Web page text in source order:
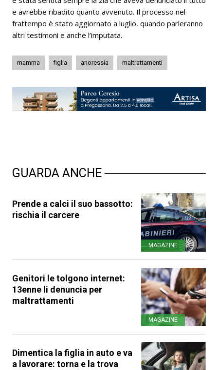
e avrebbe ribadito quanto avvenuto. Il processo nel
frattempo è stato aggiornato a luglio, quando parleranno
altri testimoni e anche l’imputata.
mamma figlia anoressia maltrattamenti
GUARDA ANCHE
Prende a calci il suo bassotto:
rischia il carcere
MAGAZINE
Genitori le tolgono internet:
13enne li denuncia per
maltrattamenti
MAGAZINE
Dimentica la figlia in auto e va
a lavorare: torna e la trova